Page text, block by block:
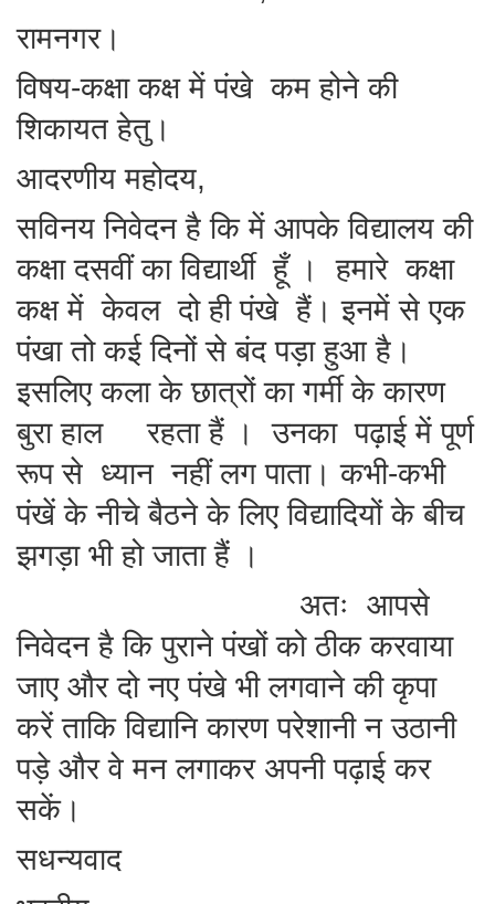
रामनगर।
विषय-कक्षा कक्ष में पंखे कम होने की
शिकायत हेतु।
आदरणीय महोदय,
सविनय निवेदन है कि में आपके विद्यालय की
कक्षा दसवीं का विद्यार्थी हूँ । हमारे कक्षा
कक्ष में केवल दो ही पंखे हैं। इनमें से एक
पंखा तो कई दिनों से बंद पड़ा हुआ है।
इसलिए कला के छात्रों का गर्मी के कारण
बुरा हाल रहता हैं । उनका पढ़ाई में पूर्ण
रूप से ध्यान नहीं लग पाता। कभी-कभी
पंखें के नीचे बैठने के लिए विद्यादियों के बीच
झगड़ा भी हो जाता हैं ।
अतः आपसे
निवेदन है कि पुराने पंखों को ठीक करवाया
जाए और दो नए पंखे भी लगवाने की कृपा
करें ताकि विद्यानि कारण परेशानी न उठानी
पड़े और वे मन लगाकर अपनी पढ़ाई कर
सकें।
सधन्यवाद